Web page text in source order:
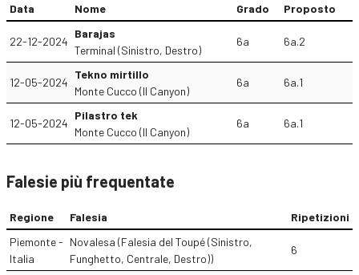
Data Nome Grado Proposto
22-12-2024
Barajas
Terminal (Sinistro, Destro)
6a 6a.2
12-05-2024
Tekno mirtillo
Monte Cucco (Il Canyon)
6a 6a.1
12-05-2024
Pilastro tek
Monte Cucco (Il Canyon)
6a 6a.1
Falesie più frequentate
Regione Falesia
Ripetizioni
Piemonte -
Italia
Novalesa (Falesia del Toupé (Sinistro,
Funghetto, Centrale, Destro))
6